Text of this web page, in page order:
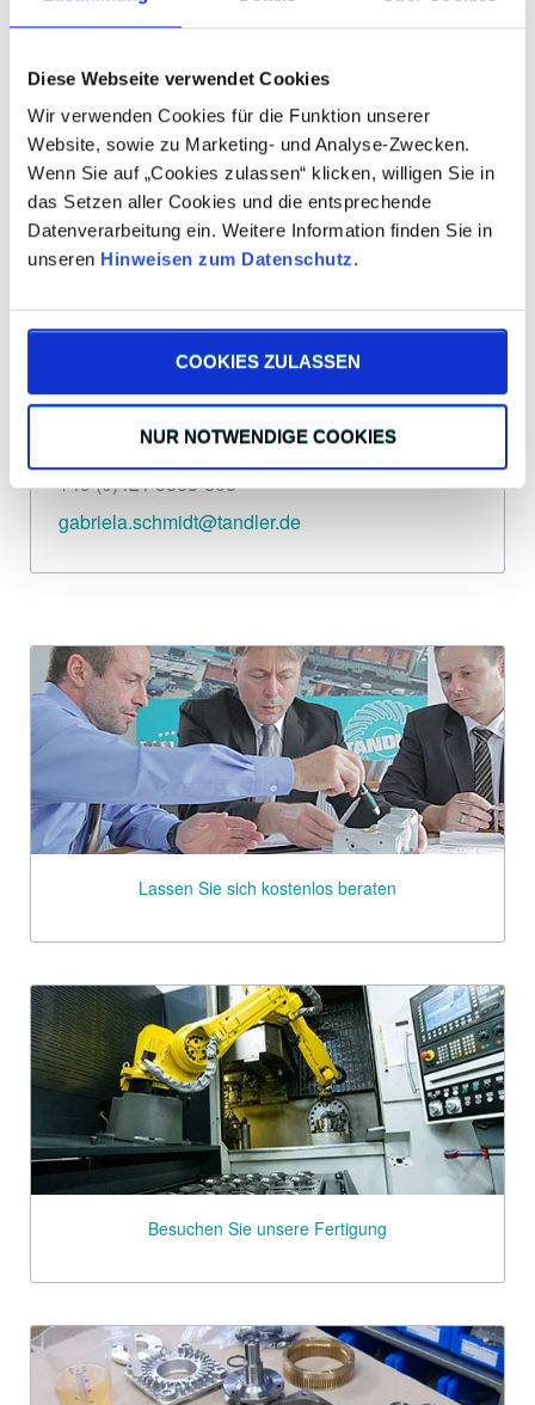
Diese Webseite verwendet Cookies
Wir verwenden Cookies für die Funktion unserer
Website, sowie zu Marketing- und Analyse-Zwecken.
Wenn Sie auf „Cookies zulassen“ klicken, willigen Sie in
das Setzen aller Cookies und die entsprechende
Datenverarbeitung ein. Weitere Information finden Sie in
unseren Hinweisen zum Datenschutz.
COOKIES ZULASSEN
NUR NOTWENDIGE COOKIES
Gabriela Schmidt
Getriebetechnik
+49 (0)421 5363-805
gabriela.schmidt@tandler.de
Lassen Sie sich kostenlos beraten
Besuchen Sie unsere Fertigung